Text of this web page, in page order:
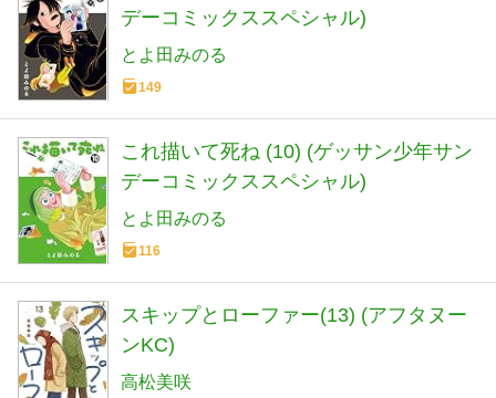
デーコミックススペシャル)
とよ田みのる
149
これ描いて死ね (10) (ゲッサン少年サン
デーコミックススペシャル)
とよ田みのる
116
スキップとローファー(13) (アフタヌー
ンKC)
高松美咲